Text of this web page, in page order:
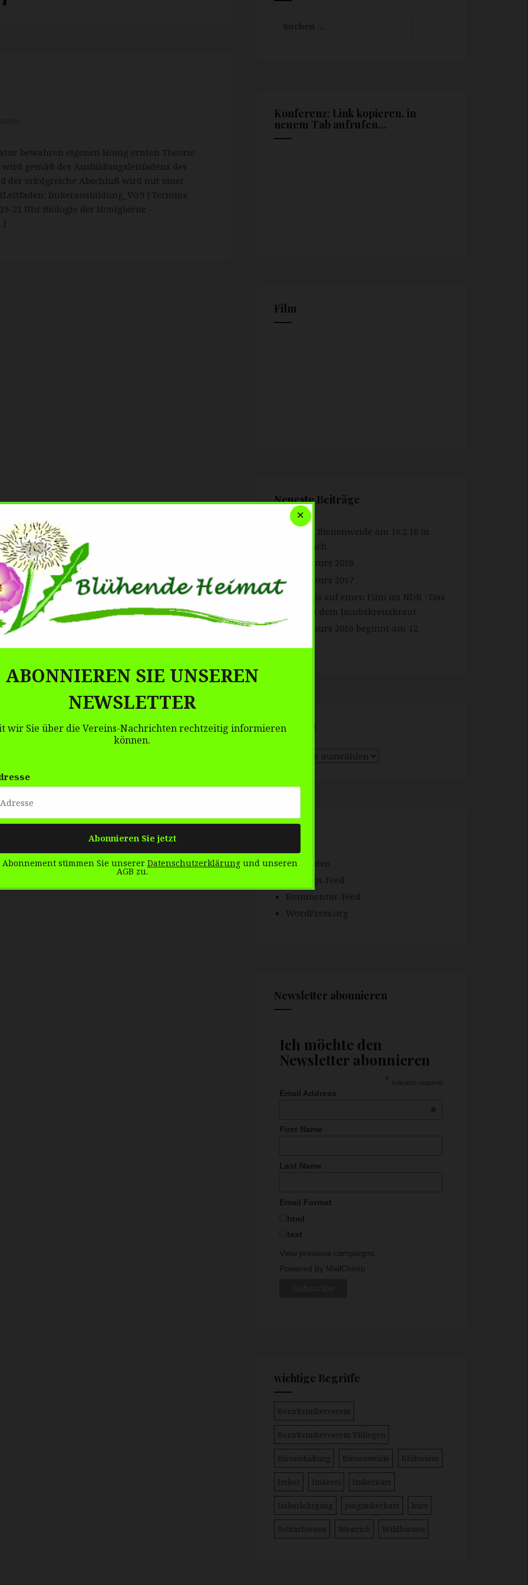
bewahren eigenen Honig ernten Theorie
gemäß des Ausbildungsleitfadens des
der erfolgreiche Abschluß wird mit einer
Imkerausbildung_V0.9 ) Termine
21 Uhr Biologie der Honigbiene –
Konferenz: Link kopieren, in
neuem Tab aufrufen…
Film
Neueste Beiträge
Forum Bienenweide am 16.2.18 in
Gengenbach
Imkerkurs 2018
Imkerkurs 2017
Hinweis auf einen Film im NDR : Das
Kreuz mit dem Jacobskreuzkraut
Imkerkurs 2016 beginnt am 12.
Themen
Anmelden
Eintrags-Feed
Kommentar-Feed
WordPress.org
Newsletter abonnieren
Ich möchte den
Newsletter abonnieren
* indicates required
Email Address
*
First Name
Last Name
Email Format
html
text
View previous campaigns.
Powered by MailChimp
wichtige Begriffe
Bezirksimkerverein
Bezirksimkerverein Villingen
Bienenhaltung Bienenweide Blühwiese
Imker Imkerei Imkerkurs
Imkerlehrgang jungimkerkurs kurs
Solitärbienen Westrich Wildbienen
ABONNIEREN SIE UNSEREN
NEWSLETTER
wir Sie über die Vereins-Nachrichten rechtzeitig informieren
können.
stimmen Sie unserer Datenschutzerklärung und unseren
AGB zu.
×